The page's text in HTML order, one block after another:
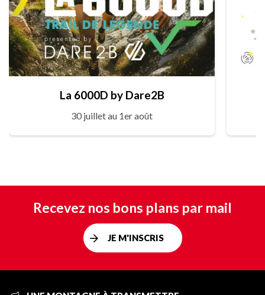
La 6000D by Dare2B
30 juillet au 1er août
Recevez nos bons plans par mail
JE M'INSCRIS